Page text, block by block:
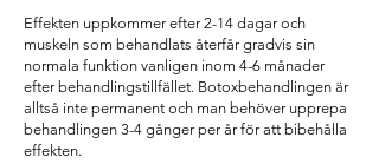
Effekten uppkommer efter 2-14 dagar och
muskeln som behandlats återfår gradvis sin
normala funktion vanligen inom 4-6 månader
efter behandlingstillfället. Botoxbehandlingen är
alltså inte permanent och man behöver upprepa
behandlingen 3-4 gånger per år för att bibehålla
effekten.